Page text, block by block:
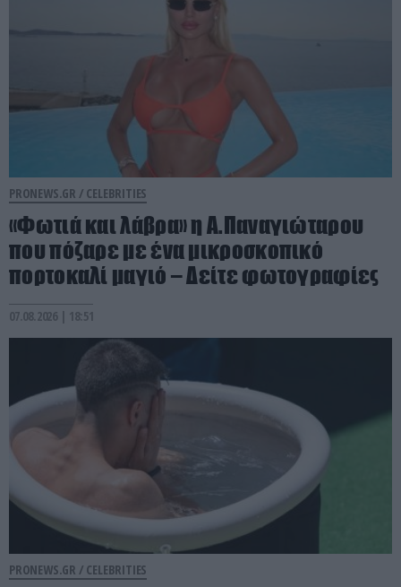
PRONEWS.GR / CELEBRITIES
«Φωτιά και λάβρα» η Α.Παναγιώταρου
που πόζαρε με ένα μικροσκοπικό
πορτοκαλί μαγιό – Δείτε φωτογραφίες
07.08.2026 | 18:51
PRONEWS.GR / CELEBRITIES